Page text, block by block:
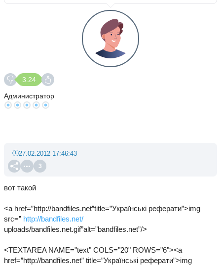
3.24
Администратор
3
27.02.2012 17:46:43
вот такой
<a href=”http://bandfiles.net”title=”Українські реферати”>img
src=” http://bandfiles.net/
uploads/bandfiles.net.gif”alt=”bandfiles.net”/>
<TEXTAREA NAME="text" COLS="20" ROWS="6"><a
href=”http://bandfiles.net” title=”Українські реферати”>img